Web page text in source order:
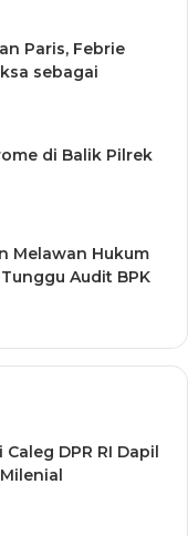
Paris, Febrie
sebagai
di Balik Pilrek
Melawan Hukum
Tunggu Audit BPK
DPR RI Dapil